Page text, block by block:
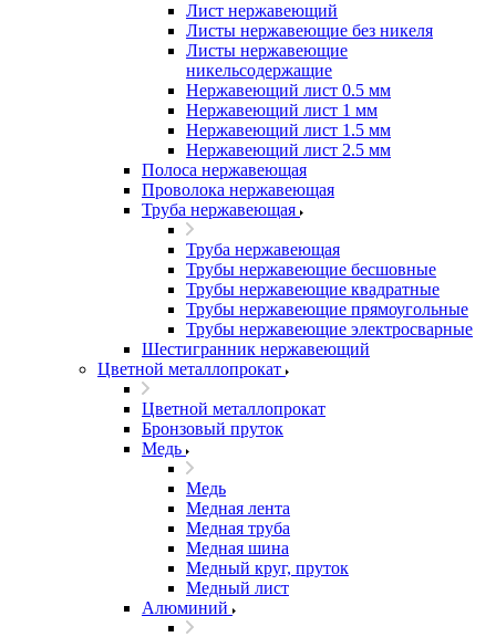
Лист нержавеющий
Листы нержавеющие без никеля
Листы нержавеющие
никельсодержащие
Нержавеющий лист 0.5 мм
Нержавеющий лист 1 мм
Нержавеющий лист 1.5 мм
Нержавеющий лист 2.5 мм
Полоса нержавеющая
Проволока нержавеющая
Труба нержавеющая
Труба нержавеющая
Трубы нержавеющие бесшовные
Трубы нержавеющие квадратные
Трубы нержавеющие прямоугольные
Трубы нержавеющие электросварные
Шестигранник нержавеющий
Цветной металлопрокат
Цветной металлопрокат
Бронзовый пруток
Медь
Медь
Медная лента
Медная труба
Медная шина
Медный круг, пруток
Медный лист
Алюминий